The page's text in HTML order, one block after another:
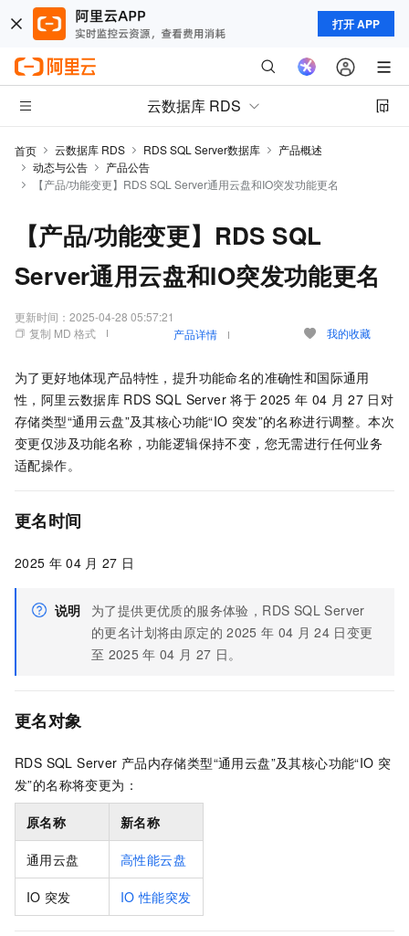
打开 APP
云数据库 RDS
首页 云数据库 RDS RDS SQL Server数据库
产品概述
动态与公告
产品公告
【产品/功能变更】RDS SQL Server通用云盘和IO突发功能更名
【产品/功能变更】RDS SQL
Server通用云盘和IO突发功能更名
更新时间： 2025-04-28 05:57:21
复制 MD 格式
产品详情 我的收藏
为了更好地体现产品特性，提升功能命名的准确性和国际通用
性，阿里云数据库 RDS SQL Server 将于 2025 年 04 月 27 日对
存储类型“通用云盘”及其核心功能“IO 突发”的名称进行调整。本次
变更仅涉及功能名称，功能逻辑保持不变，您无需进行任何业务
适配操作。
更名时间
2025 年 04 月 27 日
说明
为了提供更优质的服务体验，RDS SQL Server
的更名计划将由原定的 2025 年 04 月 24 日变更
至 2025 年 04 月 27 日。
更名对象
RDS SQL Server 产品内存储类型“通用云盘”及其核心功能“IO 突
发”的名称将变更为：
原名称 新名称
通用云盘 高性能云盘
IO 突发 IO 性能突发